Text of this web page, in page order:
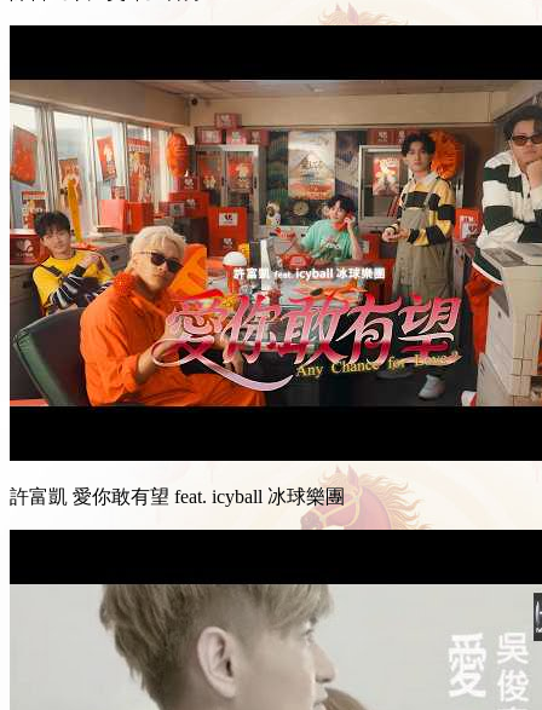
許富凱 愛你敢有望 feat. icyball 冰球樂團